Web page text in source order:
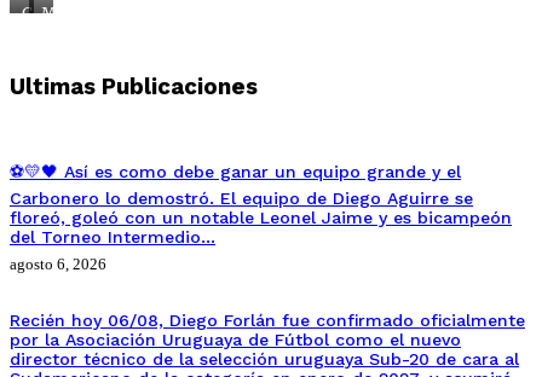
Central
Martínez
José.
Ultimas Publicaciones
⚽💛🖤 Así es como debe ganar un equipo grande y el
Carbonero lo demostró. El equipo de Diego Aguirre se
floreó, goleó con un notable Leonel Jaime y es bicampeón
del Torneo Intermedio…
agosto 6, 2026
Recién hoy 06/08, Diego Forlán fue confirmado oficialmente
por la Asociación Uruguaya de Fútbol como el nuevo
director técnico de la selección uruguaya Sub-20 de cara al